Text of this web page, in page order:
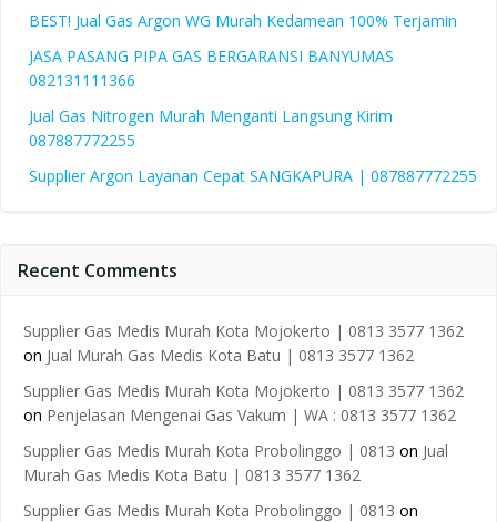
BEST! Jual Gas Argon WG Murah Kedamean 100% Terjamin
JASA PASANG PIPA GAS BERGARANSI BANYUMAS
082131111366
Jual Gas Nitrogen Murah Menganti Langsung Kirim
087887772255
Supplier Argon Layanan Cepat SANGKAPURA | 087887772255
Recent Comments
Supplier Gas Medis Murah Kota Mojokerto | 0813 3577 1362
on Jual Murah Gas Medis Kota Batu | 0813 3577 1362
Supplier Gas Medis Murah Kota Mojokerto | 0813 3577 1362
on Penjelasan Mengenai Gas Vakum | WA : 0813 3577 1362
Supplier Gas Medis Murah Kota Probolinggo | 0813 on Jual
Murah Gas Medis Kota Batu | 0813 3577 1362
Supplier Gas Medis Murah Kota Probolinggo | 0813 on